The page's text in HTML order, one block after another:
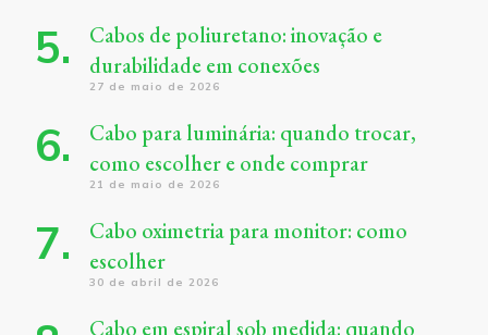
Cabos de poliuretano: inovação e
durabilidade em conexões
27 de maio de 2026
Cabo para luminária: quando trocar,
como escolher e onde comprar
21 de maio de 2026
Cabo oximetria para monitor: como
escolher
30 de abril de 2026
Cabo em espiral sob medida: quando